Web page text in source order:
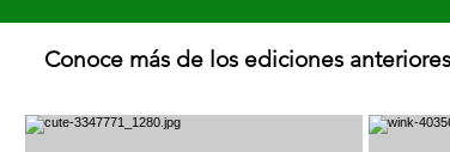
Conoce más de los ediciones